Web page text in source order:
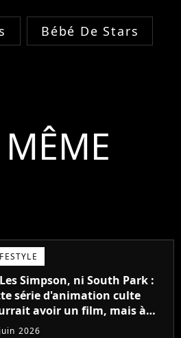
Bébé De Stars
Simpson, ni South Park :
série d'animation culte
avoir un film, mais à
condition très frustrante
2026